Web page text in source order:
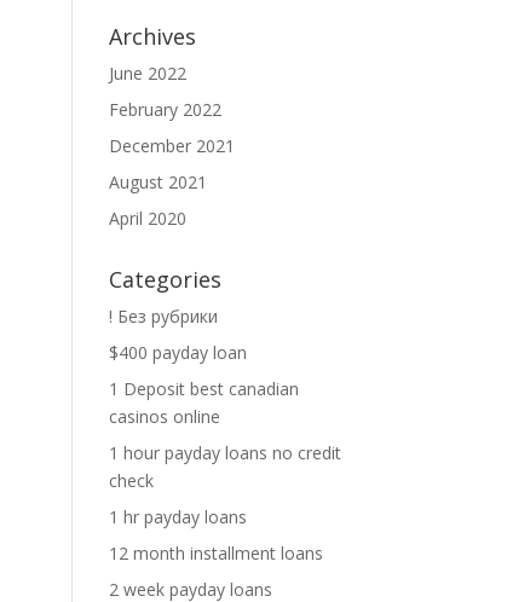
Archives
June 2022
February 2022
December 2021
August 2021
April 2020
Categories
! Без рубрики
$400 payday loan
1 Deposit best canadian
casinos online
1 hour payday loans no credit
check
1 hr payday loans
12 month installment loans
2 week payday loans